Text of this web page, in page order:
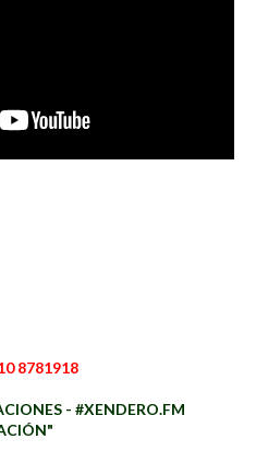
8781918
- #XENDERO.FM